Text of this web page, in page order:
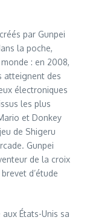
par Gunpei
la poche,
: en 2008,
atteignent des
électroniques
les plus
et Donkey
de Shigeru
Gunpei
de la croix
d’étude
États-Unis sa